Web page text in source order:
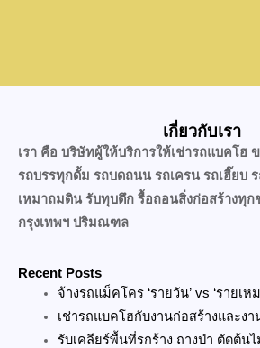
เกี่ยวกับเรา
เรา คือ บริษัทผู้ให้บริการให้เช่ารถแบคโฮ
รถบรรทุกดั้ม รถบดถนน รถเครน รถเฮี๊ยบ
เหมาถมดิน รับทุบตึก รื้อถอนสิ่งก่อสร้างทุก
กรุงเทพฯ ปริมณฑล
Recent Posts
จ้างรถแม็คโคร ‘รายวัน’ vs ‘รายเ
เช่ารถแบคโฮกับงานก่อสร้างและงา
รับเคลียร์พื้นที่รกร้าง ถางป่า ตัดต้